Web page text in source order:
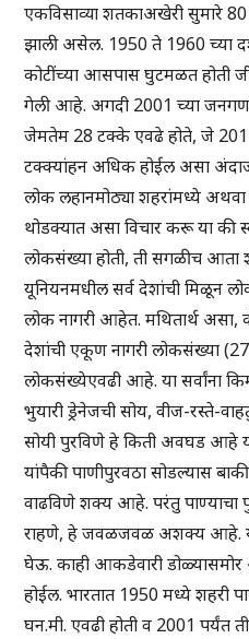
एकविसाव्या शतकाअखेरी सुमारे
झाली असेल. 1950 ते 1960 च्या
कोटींच्या आसपास घुटमळत होती
गेली आहे. अगदी 2001 च्या
जेमतेम 28 टक्के एवढे होते, जे
टक्क्यांहन अधिक होईल असा
लोक लहानमोठ्या शहरांमध्ये
थोडक्यात असा विचार करू या की
लोकसंख्या होती, ती सगळीच आता
यूनियनमधील सर्व देशांची मिळून
लोक नागरी आहेत. मथितार्थ असा,
देशांची एकूण नागरी लोकसंख्या
लोकसंख्येएवढी आहे. या सर्वांना
भुयारी ड्रेनेजची सोय, वीज-रस्ते-
सोयी पुरविणे हे किती अवघड आहे
यांपैकी पाणीपुरवठा सोडल्यास बाकी
वाढविणे शक्य आहे. परंतु पाण्याचा
राहणे, हे जवळजवळ अशक्य आहे.
घेऊ. काही आकडेवारी
होईल. भारतात 1950 मध्ये शहरी
घन.मी. एवढी होती व 2001 पर्यंत